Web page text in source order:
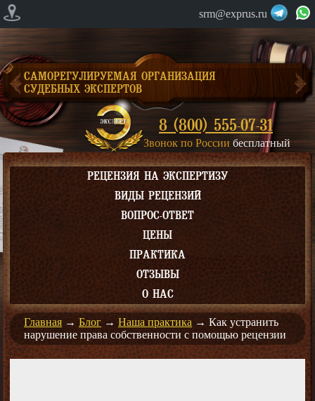
srm@exprus.ru
САМОРЕГУЛИРУЕМАЯ ОРГАНИЗАЦИЯ
СУДЕБНЫХ ЭКСПЕРТОВ
8 (800) 555-07-31
Звонок по России бесплатный
РЕЦЕНЗИЯ НА ЭКСПЕРТИЗУ
ВИДЫ РЕЦЕНЗИЙ
ВОПРОС-ОТВЕТ
ЦЕНЫ
ПРАКТИКА
ОТЗЫВЫ
О НАС
Главная → Блог → Наша практика → Как устранить
нарушение права собственности с помощью рецензии